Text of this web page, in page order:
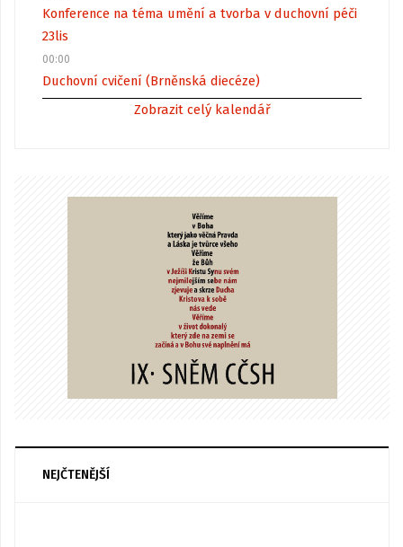
Konference na téma umění a tvorba v duchovní péči
23lis
00:00
Duchovní cvičení (Brněnská diecéze)
Zobrazit celý kalendář
NEJČTENĚJŠÍ